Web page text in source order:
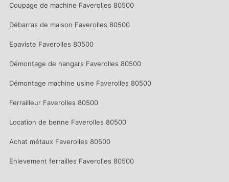
Coupage de machine Faverolles 80500
Débarras de maison Faverolles 80500
Epaviste Faverolles 80500
Démontage de hangars Faverolles 80500
Démontage machine usine Faverolles 80500
Ferrailleur Faverolles 80500
Location de benne Faverolles 80500
Achat métaux Faverolles 80500
Enlevement ferrailles Faverolles 80500